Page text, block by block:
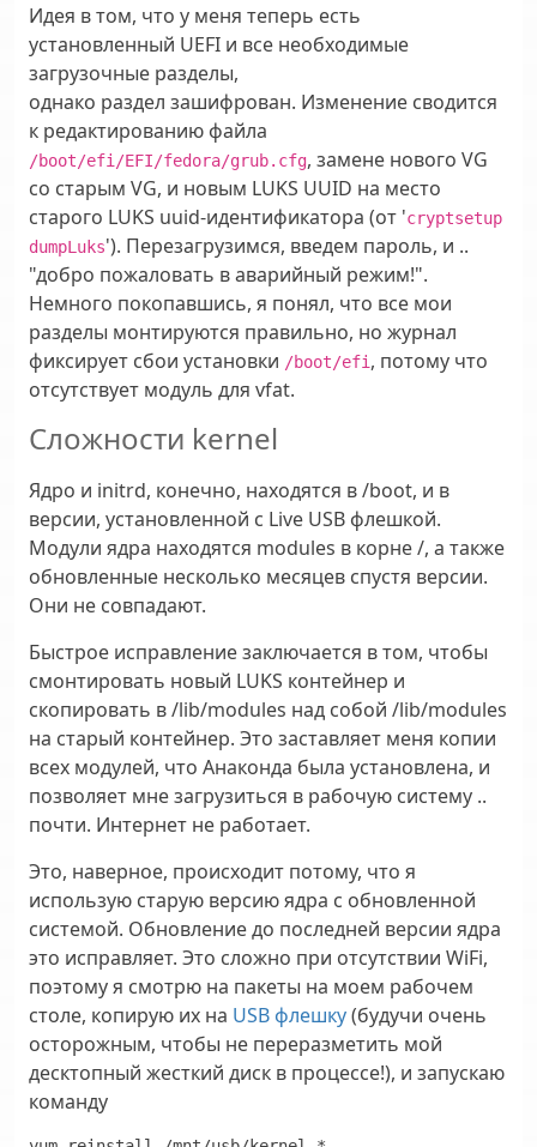
Идея в том, что у меня теперь есть
установленный UEFI и все необходимые
загрузочные разделы,
однако раздел зашифрован. Изменение сводится
к редактированию файла
/boot/efi/EFI/fedora/grub.cfg, замене нового VG
со старым VG, и новым LUKS UUID на место
старого LUKS uuid-идентификатора (от 'cryptsetup
dumpLuks'). Перезагрузимся, введем пароль, и ..
"добро пожаловать в аварийный режим!".
Немного покопавшись, я понял, что все мои
разделы монтируются правильно, но журнал
фиксирует сбои установки /boot/efi , потому что
отсутствует модуль для vfat.
Сложности kernel
Ядро и initrd, конечно, находятся в /boot, и в
версии, установленной с Live USB флешкой.
Модули ядра находятся modules в корне /, а также
обновленные несколько месяцев спустя версии.
Они не совпадают.
Быстрое исправление заключается в том, чтобы
смонтировать новый LUKS контейнер и
скопировать в /lib/modules над собой /lib/modules
на старый контейнер. Это заставляет меня копии
всех модулей, что Анаконда была установлена, и
позволяет мне загрузиться в рабочую систему ..
почти. Интернет не работает.
Это, наверное, происходит потому, что я
использую старую версию ядра с обновленной
системой. Обновление до последней версии ядра
это исправляет. Это сложно при отсутствии WiFi,
поэтому я смотрю на пакеты на моем рабочем
столе, копирую их на USB флешку(будучи очень
осторожным, чтобы не переразметить мой
десктопный жесткий диск в процессе!), и запускаю
команду